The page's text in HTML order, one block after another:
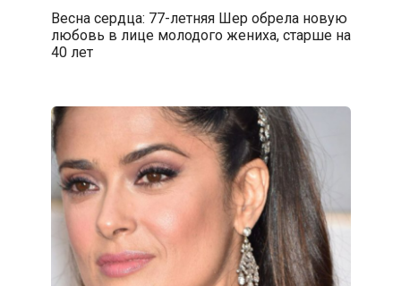
Весна сердца: 77-летняя Шер обрела новую
любовь в лице молодого жениха, старше на
40 лет